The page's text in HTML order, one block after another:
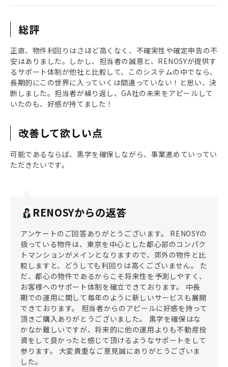
総評
正直、物件利回りはさほど高くなく、不確実性や確定申告の不
安はありました。しかし、担当者の誠意と、RENOSYが提供す
るサポート体制が他社と比較して、このシステムの中でなら、
長期的にこの世界に入っていくは間違っていない！と思い、決
断しました。担当者が繰り返し、GA社の未来をアピールして
いたのも、好感が持てました！
改善して欲しい点
可能であるならば、黒字を確保しながら、事業進めていってい
ただきたいです。
RENOSYからの返答
アンケートのご回答ありがとうございます。 RENOSYの
扱っている物件は、東京を中心とした都心部のコンパク
トマンションがメインとなりますので、郊外の物件と比
較しますと、どうしても利回りは高くございません。 た
だ、都心の物件であるからこそ将来性を予測しやすく、
お客様へのサポート体制を確立できております。 中長
期での運用に関して毎年のように新しいサービスも展開
できております。 担当者からのアピールに好感を持って
頂きご購入ありがとうございました。 黒字を確保はな
かなか難しいですが、将来的に他の運用よりも不動産投
資をして良かったと感じて頂けるようなサポートをして
参ります。 大変貴重なご意見誠にありがとうございま
した。